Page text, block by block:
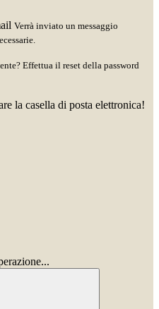
Verrà inviato un messaggio
Effettua il reset della password
la casella di posta elettronica!